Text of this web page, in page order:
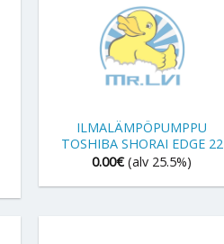
ILMALÄMPÖPUMPPU
TOSHIBA SHORAI EDGE 22
0.00€ (alv 25.5%)